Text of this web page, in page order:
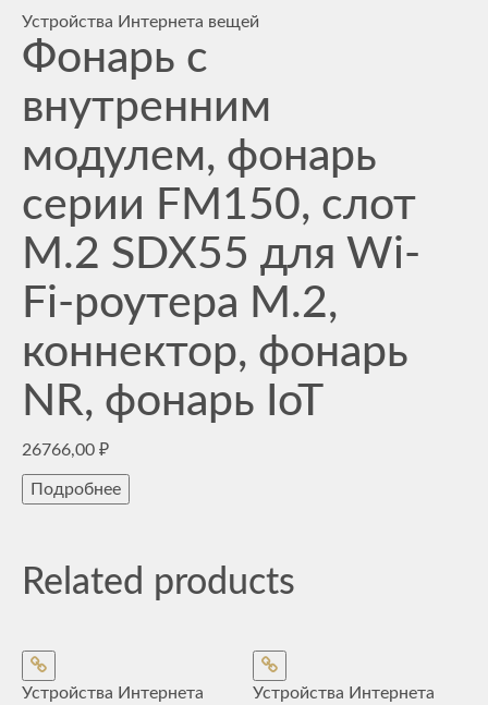
Устройства Интернета вещей
Фонарь с
внутренним
модулем, фонарь
серии FM150, слот
M.2 SDX55 для Wi-
Fi-роутера M.2,
коннектор, фонарь
NR, фонарь IoT
26766,00 ₽
Подробнее
Related products
Устройства Интернета
Устройства Интернета